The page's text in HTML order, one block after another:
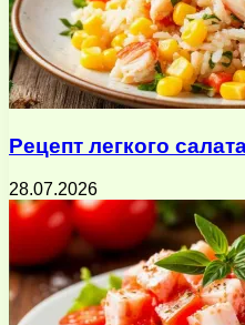
Рецепт легкого
28.07.2026